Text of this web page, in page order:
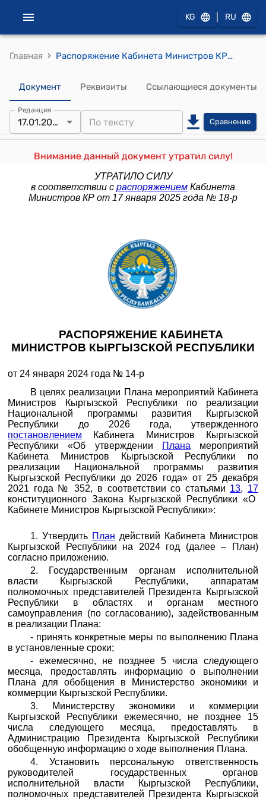
KG RU
Главная › Распоряжение Кабинета Министров КР от 24 января 2024 года № 14-р (О плане действий Кабинета Министров Кыргызской Республики на 2024 год)
Документ Реквизиты Ссылающиеся документы
Редакция
17.01.2025 Сравнение
Внимание данный документ утратил силу!